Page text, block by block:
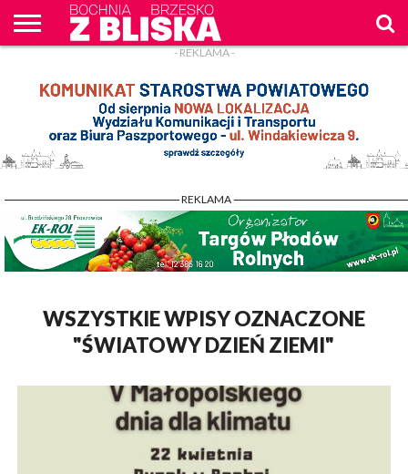
WPROST
REKLAM
- REKLAMA -
- REKLAMA -
WSZYSTKIE WPISY OZNACZONE
"ŚWIATOWY DZIEŃ ZIEMI"